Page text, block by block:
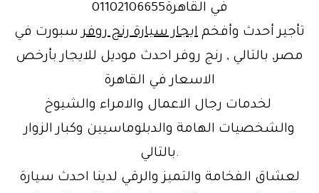
في القاهرة01102106655
تأجير أحدث وأفخم ايجار سيارة رنج روفر سبورت في
مصر, بالتالي , رنج روفر احدث موديل للايجار بأرخص
الاسعار في القاهرة
لخدمات رجال الاعمال والامراء والشيوخ
والشخصيات الهامة والدبلوماسيين وكبار الزوار
.بالتالي
لعشاق الفخامة والتميز والرقي لدينا احدث سيارة